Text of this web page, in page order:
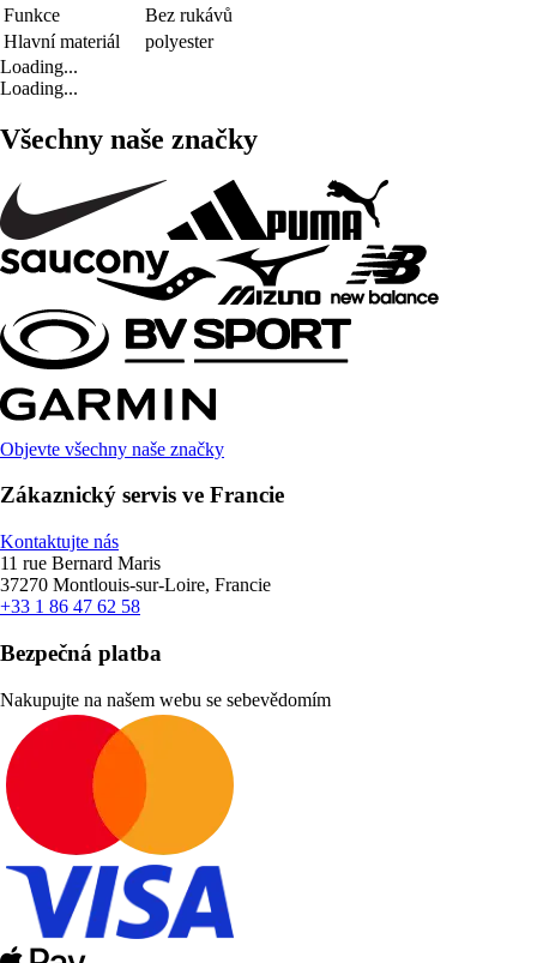
Funkce
Bez rukávů
Hlavní materiál
polyester
Loading...
Loading...
Všechny naše značky
Objevte všechny naše značky
Zákaznický servis ve Francie
Kontaktujte nás
11 rue Bernard Maris
37270 Montlouis-sur-Loire, Francie
+33 1 86 47 62 58
Bezpečná platba
Nakupujte na našem webu se sebevědomím